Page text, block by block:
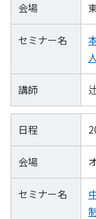
会場
セミナー名
講師
日程
会場
セミナー名